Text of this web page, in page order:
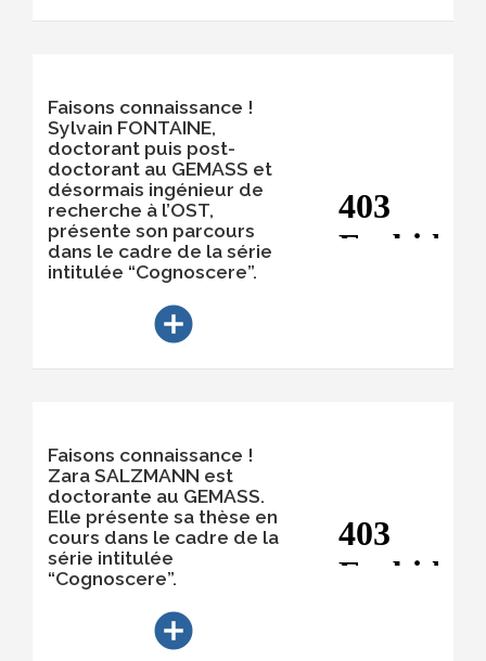
Faisons connaissance !
Sylvain FONTAINE,
doctorant puis post-
doctorant au GEMASS et
désormais ingénieur de
recherche à l’OST,
présente son parcours
dans le cadre de la série
intitulée “Cognoscere”.
add_circle
Faisons connaissance !
Zara SALZMANN est
doctorante au GEMASS.
Elle présente sa thèse en
cours dans le cadre de la
série intitulée
“Cognoscere”.
add_circle